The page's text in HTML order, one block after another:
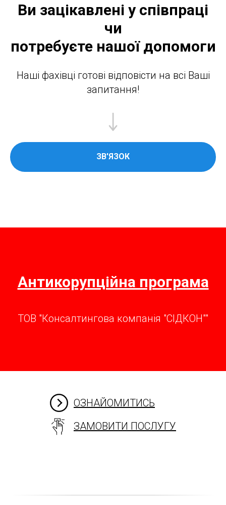
Ви зацікавлені у співпраці
чи
потребуєте нашої допомоги
Наші фахівці готові відповісти на всі Ваші
запитання!
ЗВ'ЯЗОК
Антикорупційна програма
ТОВ "Консалтингова компанія "СІДКОН""
ОЗНАЙОМИТИСЬ
ЗАМОВИТИ ПОСЛУГУ